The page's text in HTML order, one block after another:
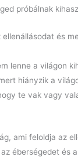
próbálnak
ellenállásodat és
lenne a világon
hiányzik a
te vak vagy
ami feloldja az
éberségedet és